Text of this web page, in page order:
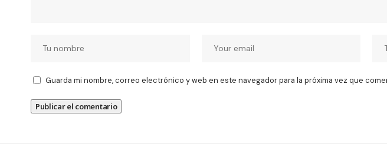
Guarda mi nombre, correo electrónico y web en este navegador para la próxima vez que